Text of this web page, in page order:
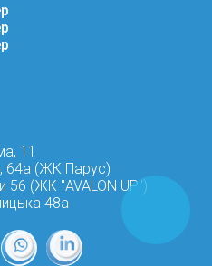
11
64а (ЖК Парус)
56 (ЖК "AVALON UP")
48а